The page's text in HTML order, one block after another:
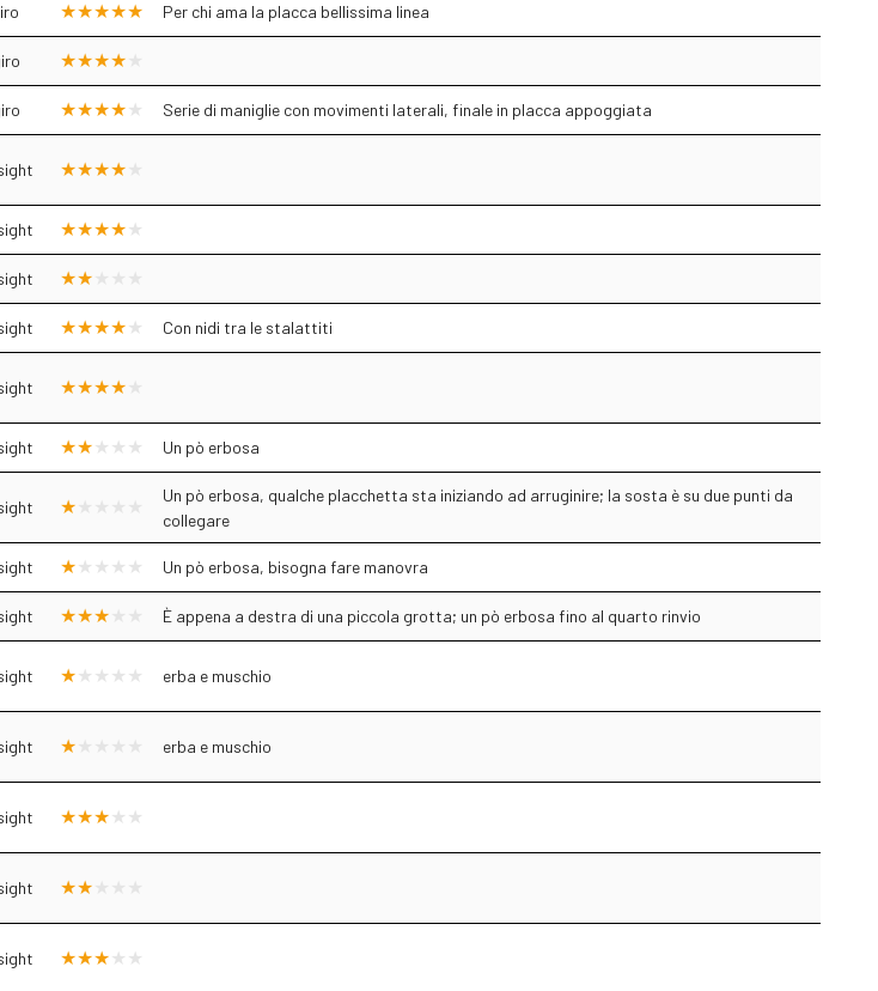
Per chi ama la placca bellissima linea
Serie di maniglie con movimenti laterali, finale in placca appoggiata
Con nidi tra le stalattiti
Un pò erbosa
Un pò erbosa, qualche placchetta sta iniziando ad arruginire; la sosta è su due punti da
collegare
Un pò erbosa, bisogna fare manovra
È appena a destra di una piccola grotta; un pò erbosa fino al quarto rinvio
erba e muschio
erba e muschio